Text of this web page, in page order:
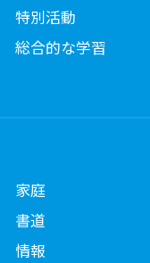
特別活動
総合的な学習
家庭
書道
情報